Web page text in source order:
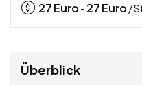
27Euro - 27Euro /
Überblick